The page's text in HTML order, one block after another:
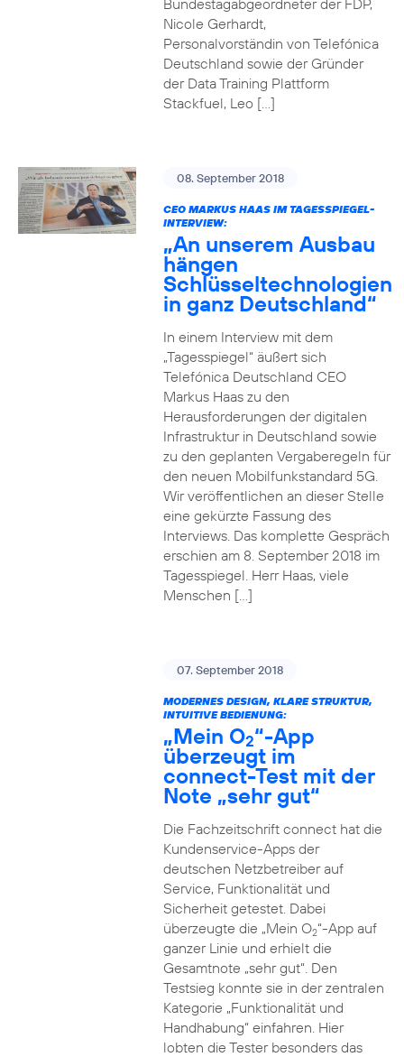
Bundestagabgeordneter der FDP,
Nicole Gerhardt,
Personalvorständin von Telefónica
Deutschland sowie der Gründer
der Data Training Plattform
Stackfuel, Leo […]
08. September 2018
CEO MARKUS HAAS IM TAGESSPIEGEL-
INTERVIEW:
„An unserem Ausbau
hängen
Schlüsseltechnologien
in ganz Deutschland“
In einem Interview mit dem
„Tagesspiegel“ äußert sich
Telefónica Deutschland CEO
Markus Haas zu den
Herausforderungen der digitalen
Infrastruktur in Deutschland sowie
zu den geplanten Vergaberegeln für
den neuen Mobilfunkstandard 5G.
Wir veröffentlichen an dieser Stelle
eine gekürzte Fassung des
Interviews. Das komplette Gespräch
erschien am 8. September 2018 im
Tagesspiegel. Herr Haas, viele
Menschen […]
07. September 2018
MODERNES DESIGN, KLARE STRUKTUR,
INTUITIVE BEDIENUNG:
„Mein O2“-App
überzeugt im
connect-Test mit der
Note „sehr gut“
Die Fachzeitschrift connect hat die
Kundenservice-Apps der
deutschen Netzbetreiber auf
Service, Funktionalität und
Sicherheit getestet. Dabei
überzeugte die „Mein O2“-App auf
ganzer Linie und erhielt die
Gesamtnote „sehr gut“. Den
Testsieg konnte sie in der zentralen
Kategorie „Funktionalität und
Handhabung“ einfahren. Hier
lobten die Tester besonders das